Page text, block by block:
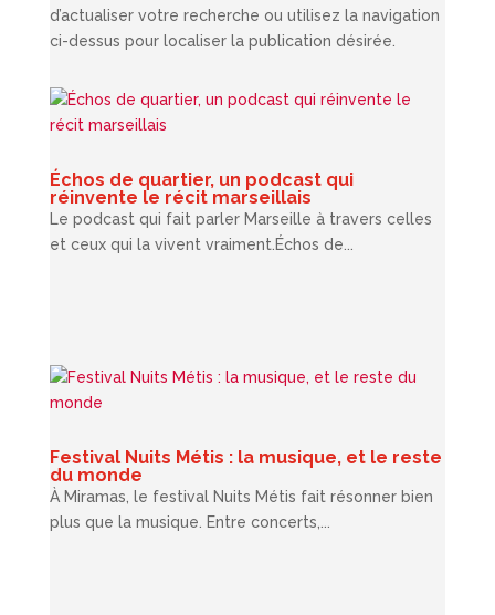
d’actualiser votre recherche ou utilisez la navigation
ci-dessus pour localiser la publication désirée.
Échos de quartier, un podcast qui
réinvente le récit marseillais
Le podcast qui fait parler Marseille à travers celles
et ceux qui la vivent vraiment.Échos de...
Festival Nuits Métis : la musique, et le reste
du monde
À Miramas, le festival Nuits Métis fait résonner bien
plus que la musique. Entre concerts,...